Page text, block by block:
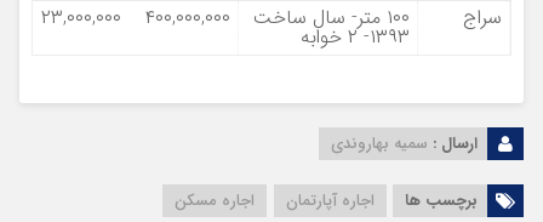
سراج
۱۰۰ متر- سال ساخت
۱۳۹۳- ۲ خوابه
۴۰۰,۰۰۰,۰۰۰ ۲۳,۰۰۰,۰۰۰
ارسال : سمیه بهاروندی
برچسب ها اجاره آپارتمان اجاره مسکن